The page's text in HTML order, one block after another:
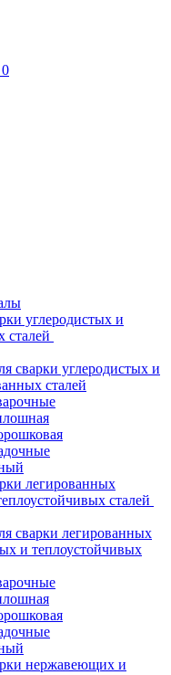
0
углеродистых и
сталей
сварки углеродистых и
сталей
легированных
сталей
сварки легированных
и теплоустойчивых
нержавеющих и